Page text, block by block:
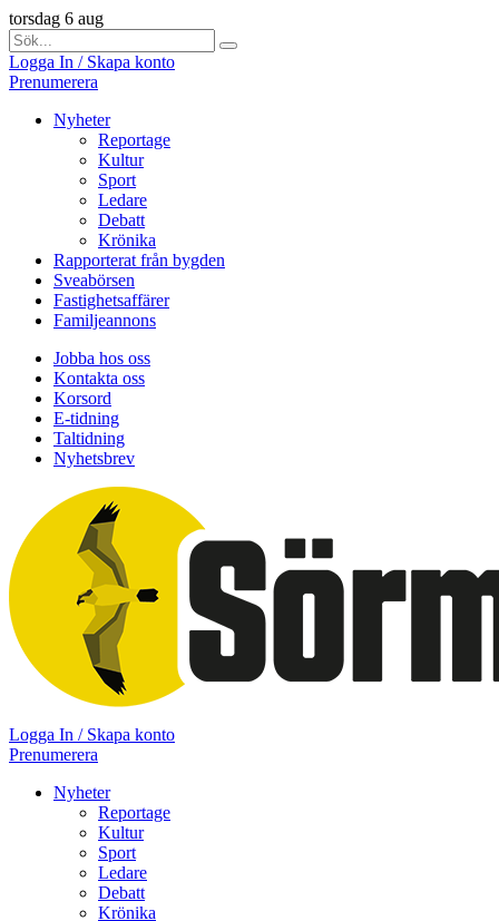
torsdag 6 aug
Logga In / Skapa konto
Prenumerera
Nyheter
Reportage
Kultur
Sport
Ledare
Debatt
Krönika
Rapporterat från bygden
Sveabörsen
Fastighetsaffärer
Familjeannons
Jobba hos oss
Kontakta oss
Korsord
E-tidning
Taltidning
Nyhetsbrev
Logga In / Skapa konto
Prenumerera
Nyheter
Reportage
Kultur
Sport
Ledare
Debatt
Krönika